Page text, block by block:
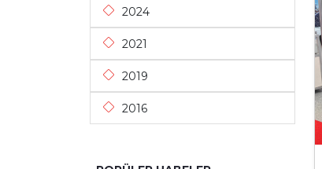
2024
2021
2019
2016